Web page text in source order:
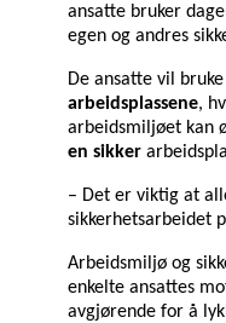
ansatte bruker
egen og andres
De ansatte vil
arbeidsplassene,
arbeidsmiljøet kan
en sikker
– Det er viktig at
sikkerhetsarbeidet
Arbeidsmiljø og
enkelte ansattes
avgjørende for å